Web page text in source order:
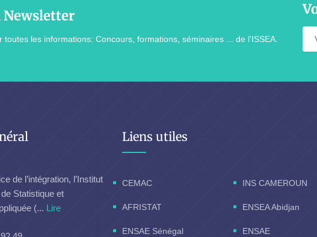
Newsletter
les informations: Concours, formations, séminaires ... de l'ISSEA.
de l’intégration, l’Institut
Statistique et
(... Lire
Liens utiles
CEMAC INS CAMEROUN
AFRISTAT ENSEA Abidjan
ENSAE Sénégal ENSAE